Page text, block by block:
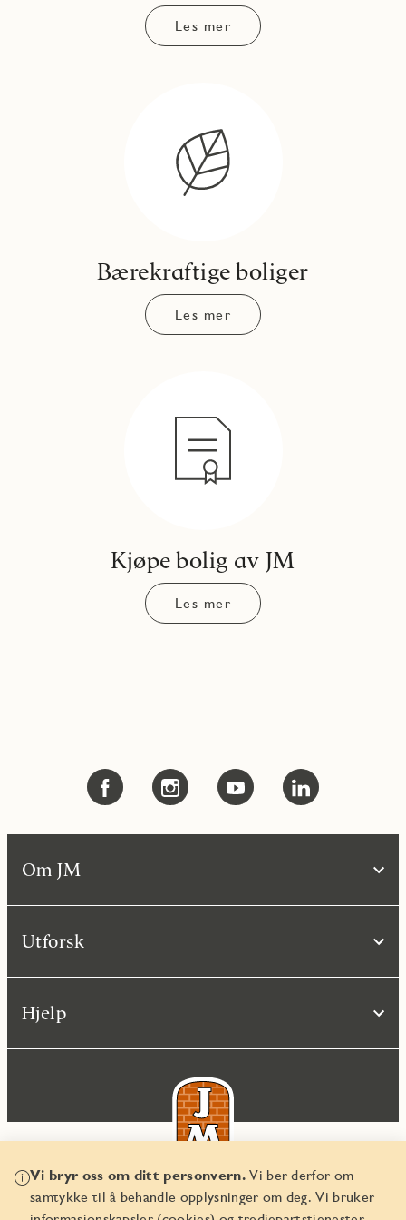
Les mer
Bærekraftige boliger
Les mer
Kjøpe bolig av JM
Les mer
Vi bryr oss om ditt personvern.Vi ber derfor om
samtykke til å behandle opplysninger om deg. Vi bruker
Om JM
Utforsk
Hjelp
© JM Norge AS 2026